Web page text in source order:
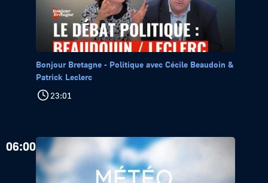
Bonjour Bretagne - Politique avec Cécile Beaudoin &
Patrick Leclerc
23:01
06:00